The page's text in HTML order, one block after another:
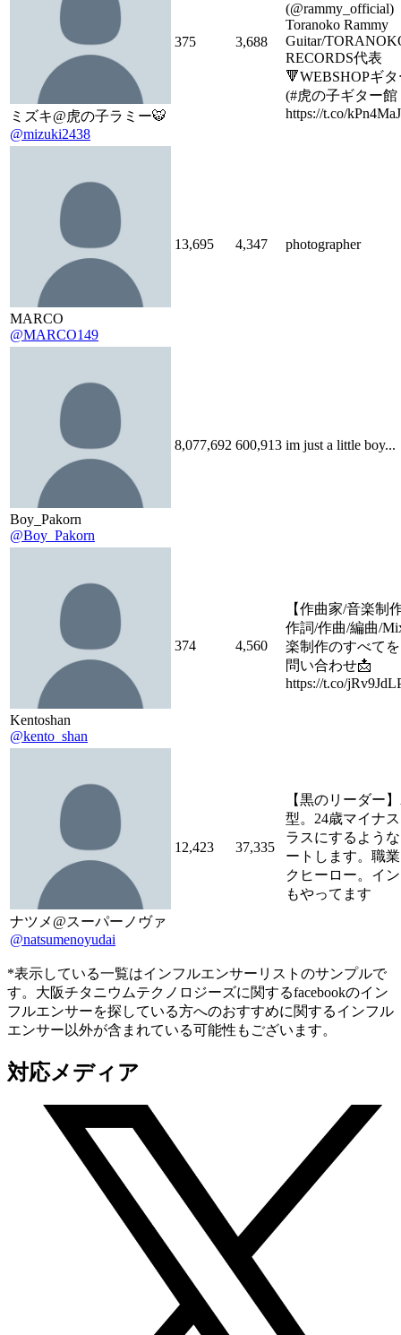
ミズキ@虎の子ラミー🐯
@mizuki2438
375 3,688
(@rammy_official)
Toranoko Rammy
Guitar/
RECORDS代表
🔻WEBSHOPギ
(#虎の子ギター館
https://t.co/
MARCO
@MARCO149
13,695 4,347 photographer
Boy_Pakorn
@Boy_Pakorn
8,077,692 600,913 im just a little boy...
Kentoshan
@kento_shan
374 4,560
【作曲家/音楽制
作詞/作曲/編曲/
楽制作のすべて
問い合わせ📩
https://t.co/
ナツメ@スーパーノヴァ
@natsumenoyudai
12,423 37,335
【黒のリーダー
型。24歳マイナ
ラスにするよう
ートします。職
クヒーロー。イ
もやってます
*表示している一覧はインフルエンサーリストのサンプルで
す。大阪チタニウムテクノロジーズに関するfacebookのイン
フルエンサーを探している方へのおすすめに関するインフル
エンサー以外が含まれている可能性もございます。
対応メディア